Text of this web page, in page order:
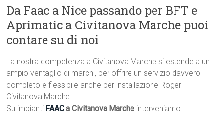
Da Faac a Nice passando per BFT e
Aprimatic a Civitanova Marche puoi
contare su di noi
La nostra competenza a Civitanova Marche si estende a un
ampio ventaglio di marchi, per offrire un servizio davvero
completo e flessibile anche per installazione Roger
Civitanova Marche.
Su impianti FAAC a Civitanova Marche interveniamo